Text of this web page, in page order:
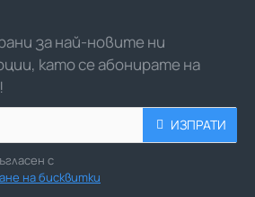
за най-новите ни
като се абонирате на
ИЗПРАТИ
с
на бисквитки